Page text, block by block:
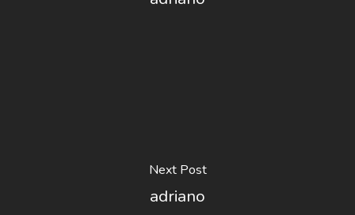
Next Post
adriano